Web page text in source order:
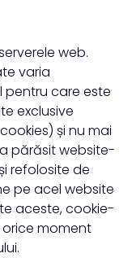
web.
varia
pentru care este
exclusive
și nu mai
părăsit website-
refolosite de
pe acel website
aceste, cookie-
orice moment